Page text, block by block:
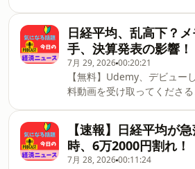
ービスが業法違反？・インデ
ァンド50周年！インデック
とは限らない！？闘病記を書
た。タイトル：大腸切除闘病
https://amzn.to/40PF0
開設できます。（スマホア
す）↓※音が出ます。
https://vimeo.com/
ーーーーーーーーーーーーー
のトピック】・食料品消費
市総理が表明・ワールドカ
FIFA方針に各国猛反発・キオ
トップ高！半導体関連が急
を書いてみました。タイトル
闘病日記↓
https://amzn.to/40PF0SQ【
す。初心者向けです。↓
https://www.udemy.com/
vt/?
が初めての方はこちらが受
ント開設動画です。所用1～
開設できます。（スマホア
す）↓※音が出ます。
https://vimeo.com/
ーーーーーーーーーーーーー
日経平均、乱高下？
手、決算発表の影響！
7月 29, 202600:20:21
【無料】Udemy、デビュー
料動画を受け取ってくださる
す。初心者向けです。↓
https://www.udemy.com/
vt/?
【速報】日経平均が
時、6万2000円割れ！
7月 28, 202600:11:24